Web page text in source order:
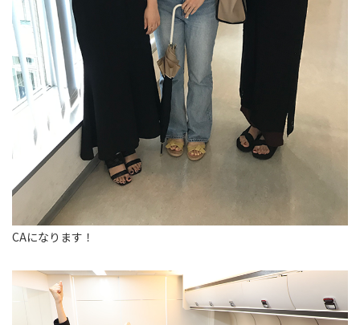
CAになります！